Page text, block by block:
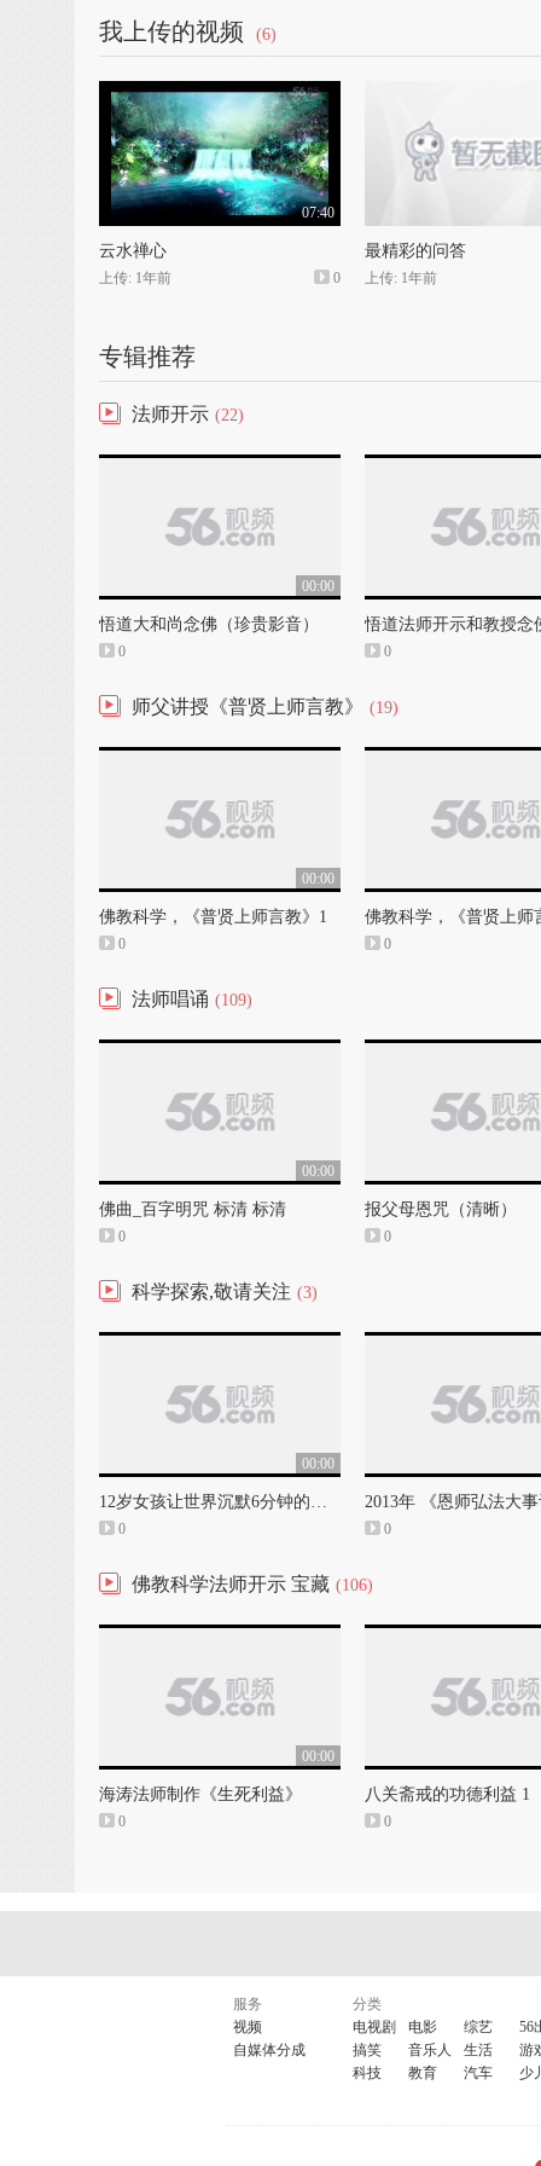
我上传的视频 (6)
07:40
云水禅心
上传: 1年前 0
最精彩的问答
上传: 1年前
专辑推荐
法师开示 (22)
00:00
悟道大和尚念佛（珍贵影音）
0
悟道法师开示和教授念
0
师父讲授《普贤上师言教》 (19)
00:00
佛教科学，《普贤上师言教》1
0
佛教科学，《普贤上师
0
法师唱诵 (109)
00:00
佛曲_百字明咒 标清 标清
0
报父母恩咒（清晰）
0
科学探索,敬请关注 (3)
00:00
12岁女孩让世界沉默6分钟的演讲
0
2013年 《恩师弘法大
0
佛教科学法师开示 宝藏 (106)
00:00
海涛法师制作《生死利益》
0
八关斋戒的功德利益 1
0
服务
视频
自媒体分成
分类
电视剧
电影 综艺
56
搞笑
音乐人 生活
游
科技
教育 汽车 少